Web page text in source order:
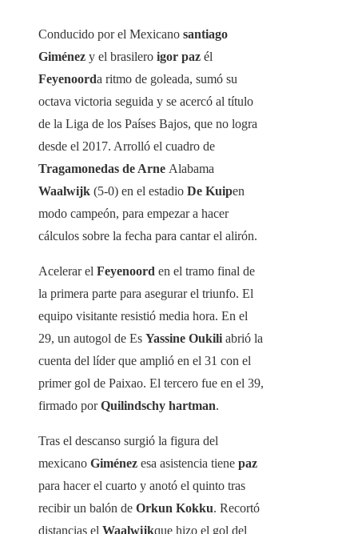
Conducido por el Mexicano santiago
Giménez y el brasilero igor paz él
Feyenoorda ritmo de goleada, sumó su
octava victoria seguida y se acercó al título
de la Liga de los Países Bajos, que no logra
desde el 2017. Arrolló el cuadro de
Tragamonedas de Arne Alabama
Waalwijk (5-0) en el estadio De Kuipen
modo campeón, para empezar a hacer
cálculos sobre la fecha para cantar el alirón.
Acelerar el Feyenoord en el tramo final de
la primera parte para asegurar el triunfo. El
equipo visitante resistió media hora. En el
29, un autogol de Es Yassine Oukili abrió la
cuenta del líder que amplió en el 31 con el
primer gol de Paixao. El tercero fue en el 39,
firmado porQuilindschy hartman.
Tras el descanso surgió la figura del
mexicano Giménez esa asistencia tiene paz
para hacer el cuarto y anotó el quinto tras
recibir un balón de Orkun Kokku. Recortó
distancias el Waalwijkque hizo el gol del